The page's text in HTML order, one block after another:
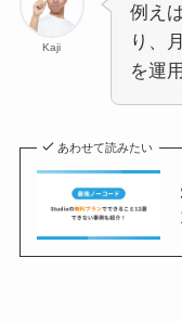
Kaji
例え
り、
を運
あわせて読みたい